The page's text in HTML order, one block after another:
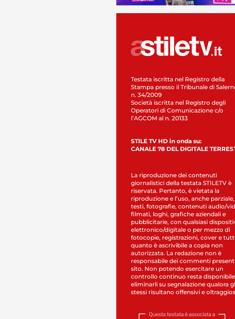
Testata iscritta nel Registro della
Stampa presso il Tribunale di
n. 34/2009
Società iscritta nel Registro degli
Operatori di Comunicazione c/o
l’AGCOM al n. 20133
STILE TV HD in onda su:
CANALE 78 DEL DIGITALE
La riproduzione dei contenuti
giornalistici della testata STILETV è
riservata. Pertanto, è vietata la
riproduzione e l’uso, anche
testi, fotografie, contenuti audio/
filmati, loghi, grafiche aziendali e
pubblicitarie, con qualsiasi
elettronico/digitale o per mezzo di
fotocopie, registrazioni, cover e
quanto è ascrivibile a copia non
autorizzata. La redazione non è
responsabile dei commenti
sito. Non potendo esercitare un
controllo continuo resta
eliminarli su segnalazione qualora
stessi risultano offensivi e